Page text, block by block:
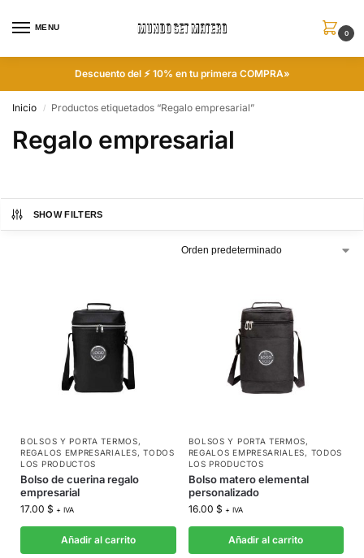
MENU
0
Descuento del ⚡ 10% en tu primera COMPRA»
Inicio / Productos etiquetados “Regalo empresarial”
Regalo empresarial
SHOW FILTERS
BOLSOS Y PORTA TERMOS,
REGALOS EMPRESARIALES,TODOS
LOS PRODUCTOS
Bolso de cuerina regalo
empresarial
17.00 $ + IVA
Añadir al carrito
BOLSOS Y PORTA TERMOS,
REGALOS EMPRESARIALES, TODOS
LOS PRODUCTOS
Bolso matero elemental
personalizado
16.00 $ + IVA
Añadir al carrito